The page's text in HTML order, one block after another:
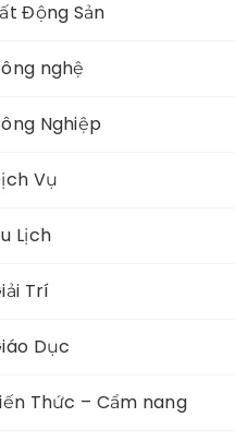
Động Sản
nghệ
Nghiệp
Vụ
Lịch
Trí
Dục
Thức – Cẩm nang